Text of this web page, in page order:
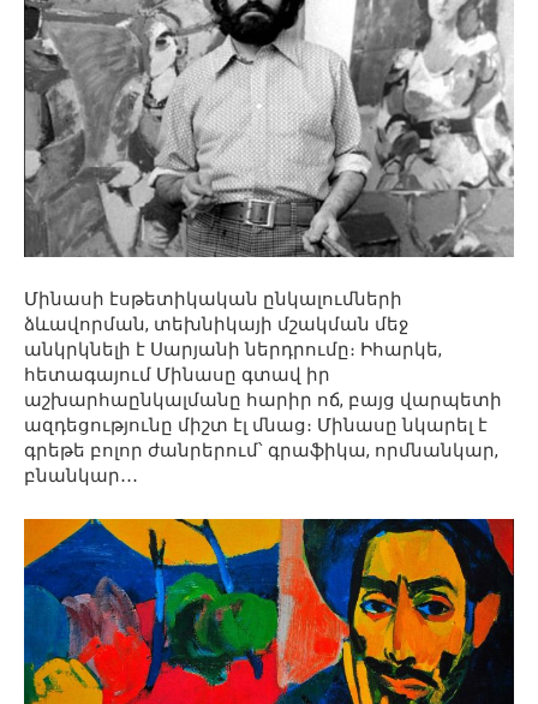
Մինասի էսթետիկական ընկալումների
ձևավորման, տեխնիկայի մշակման մեջ
անկրկնելի է Սարյանի ներդրումը։ Իհարկե,
հետագայում Մինասը գտավ իր
աշխարհաընկալմանը հարիր ոճ, բայց վարպետի
ազդեցությունը միշտ էլ մնաց։ Մինասը նկարել է
գրեթե բոլոր ժանրերում՝ գրաֆիկա, որմնանկար,
բնանկար․․․